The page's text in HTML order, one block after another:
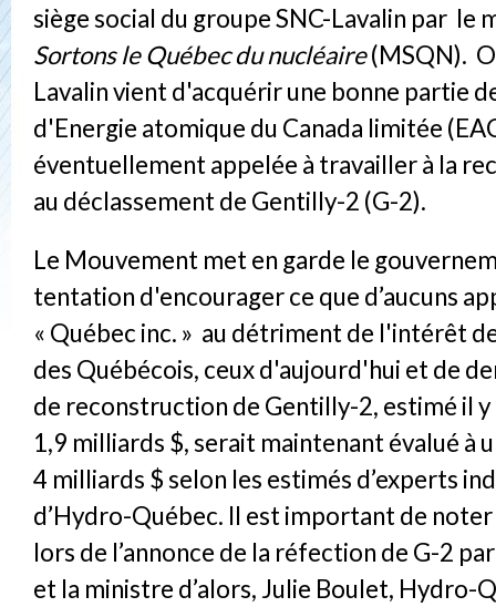
siège social du groupe SNC-Lavalin par le
Sortons le Québec du nucléaire(MSQN).
Lavalin vient d'acquérir une bonne partie
d'Energie atomique du Canada limitée
éventuellement appelée à travailler à la
au déclassement de Gentilly-2 (G-2).
Le Mouvement met en garde le
tentation d'encourager ce que d’aucuns
« Québec inc. » au détriment de l'intérêt
des Québécois, ceux d'aujourd'hui et de
de reconstruction de Gentilly-2, estimé il y
1,9 milliards $, serait maintenant évalué à
4 milliards $ selon les estimés d’experts
d’Hydro-Québec. Il est important de noter
lors de l’annonce de la réfection de G-2
et la ministre d’alors, Julie Boulet, Hydro-